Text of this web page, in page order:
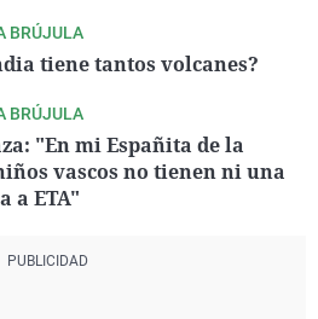
BRÚJULA
tiene tantos volcanes?
BRÚJULA
"En mi Españita de la
vascos no tienen ni una
a ETA"